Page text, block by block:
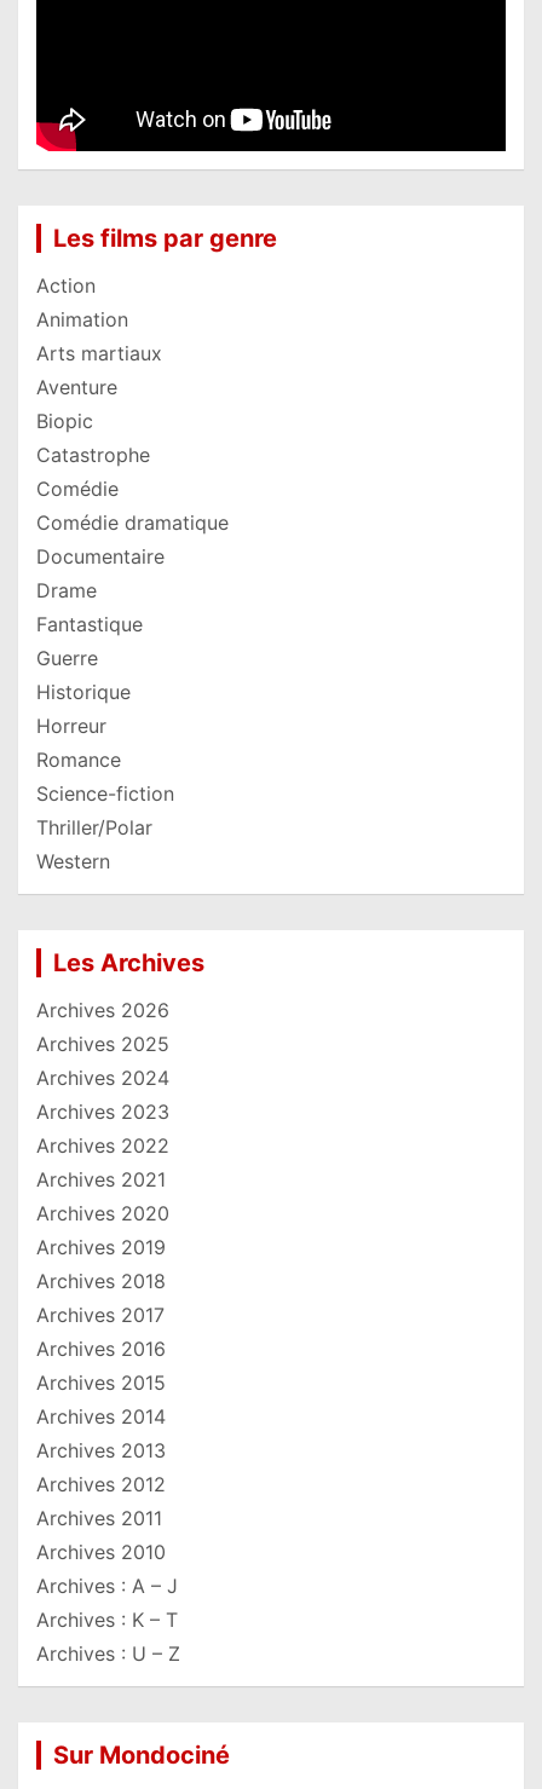
Les films par genre
Action
Animation
Arts martiaux
Aventure
Biopic
Catastrophe
Comédie
Comédie dramatique
Documentaire
Drame
Fantastique
Guerre
Historique
Horreur
Romance
Science-fiction
Thriller/Polar
Western
Les Archives
Archives 2026
Archives 2025
Archives 2024
Archives 2023
Archives 2022
Archives 2021
Archives 2020
Archives 2019
Archives 2018
Archives 2017
Archives 2016
Archives 2015
Archives 2014
Archives 2013
Archives 2012
Archives 2011
Archives 2010
Archives : A – J
Archives : K – T
Archives : U – Z
Sur Mondociné